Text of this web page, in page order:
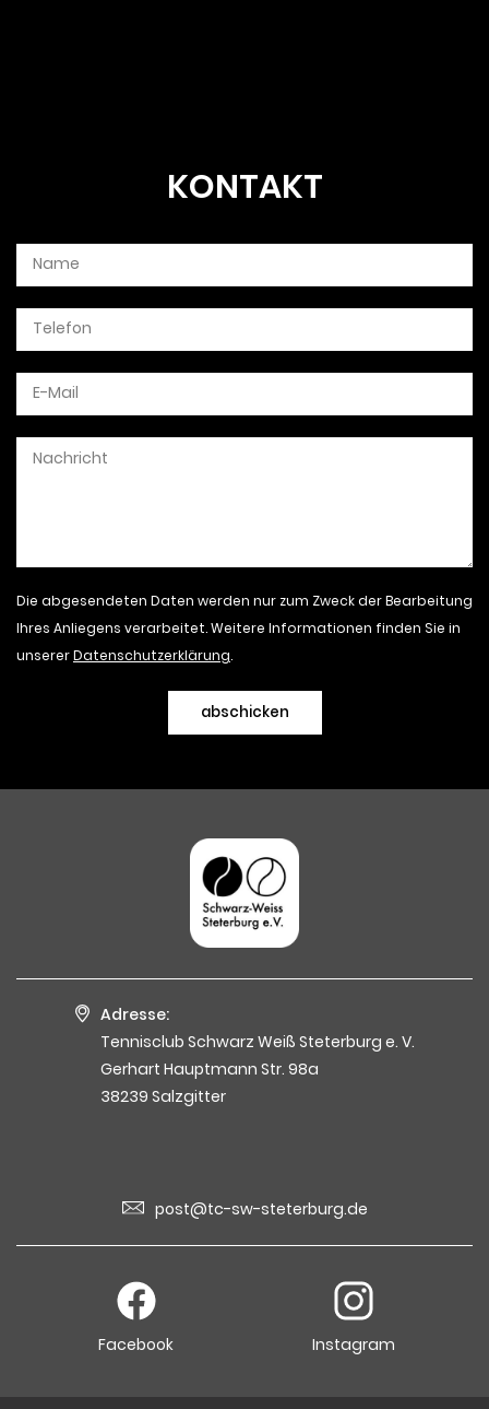
KONTAKT
Die abgesendeten Daten werden nur zum Zweck der Bearbeitung
Ihres Anliegens verarbeitet. Weitere Informationen finden Sie in
unsererDatenschutzerklärung.
abschicken
Adresse:
Tennisclub Schwarz Weiß Steterburg e. V.
Gerhart Hauptmann Str. 98a
38239 Salzgitter
post@tc-sw-steterburg.de
Facebook Instagram